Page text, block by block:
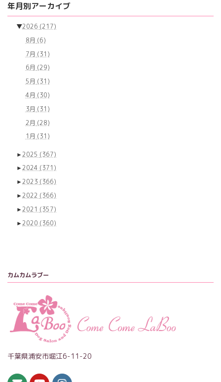
年月別アーカイブ
▼2026 (217)
8月 (6)
7月 (31)
6月 (29)
5月 (31)
4月 (30)
3月 (31)
2月 (28)
1月 (31)
►2025 (367)
►2024 (371)
►2023 (366)
►2022 (366)
►2021 (357)
►2020 (360)
カムカムラブー
千葉県浦安市堀江6-11-20